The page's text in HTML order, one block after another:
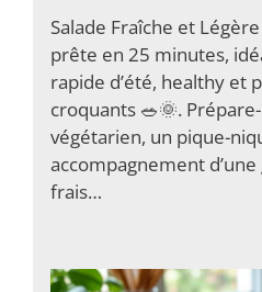
Salade Fraîche et
prête en 25 minutes,
rapide d’été, healthy et
croquants 🥗🌞.
végétarien, un pique-
accompagnement
frais…